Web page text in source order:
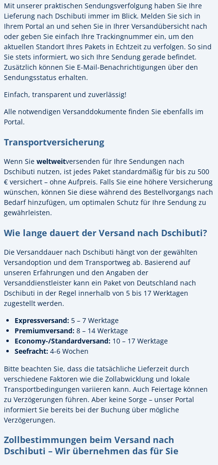
Mit unserer praktischen Sendungsverfolgung haben Sie Ihre
Lieferung nach Dschibuti immer im Blick. Melden Sie sich in
Ihrem Portal an und sehen Sie in Ihrer Versandübersicht nach
oder geben Sie einfach Ihre Trackingnummer ein, um den
aktuellen Standort Ihres Pakets in Echtzeit zu verfolgen. So sind
Sie stets informiert, wo sich Ihre Sendung gerade befindet.
Zusätzlich können Sie E-Mail-Benachrichtigungen über den
Sendungsstatus erhalten.
Einfach, transparent und zuverlässig!
Alle notwendigen Versanddokumente finden Sie ebenfalls im
Portal.
Transportversicherung
Wenn Sie weltweitversenden für Ihre Sendungen nach
Dschibuti nutzen, ist jedes Paket standardmäßig für bis zu 500
€ versichert – ohne Aufpreis. Falls Sie eine höhere Versicherung
wünschen, können Sie diese während des Bestellvorgangs nach
Bedarf hinzufügen, um optimalen Schutz für Ihre Sendung zu
gewährleisten.
Wie lange dauert der Versand nach Dschibuti?
Die Versanddauer nach Dschibuti hängt von der gewählten
Versandoption und dem Transportweg ab. Basierend auf
unseren Erfahrungen und den Angaben der
Versanddienstleister kann ein Paket von Deutschland nach
Dschibuti in der Regel innerhalb von 5 bis 17 Werktagen
zugestellt werden.
Expressversand: 5 – 7 Werktage
Premiumversand: 8 – 14 Werktage
Economy-/Standardversand: 10 – 17 Werktage
Seefracht: 4-6 Wochen
Bitte beachten Sie, dass die tatsächliche Lieferzeit durch
verschiedene Faktoren wie die Zollabwicklung und lokale
Transportbedingungen variieren kann. Auch Feiertage können
zu Verzögerungen führen. Aber keine Sorge – unser Portal
informiert Sie bereits bei der Buchung über mögliche
Verzögerungen.
Zollbestimmungen beim Versand nach
Dschibuti – Wir übernehmen das für Sie